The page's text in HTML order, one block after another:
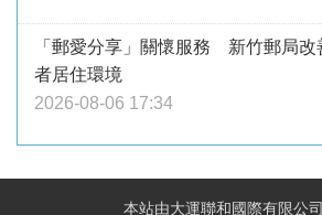
「郵愛分享」關懷服務 新竹郵局改
者居住環境
2026-08-06 17:34
本站由大運聯和國際有限公